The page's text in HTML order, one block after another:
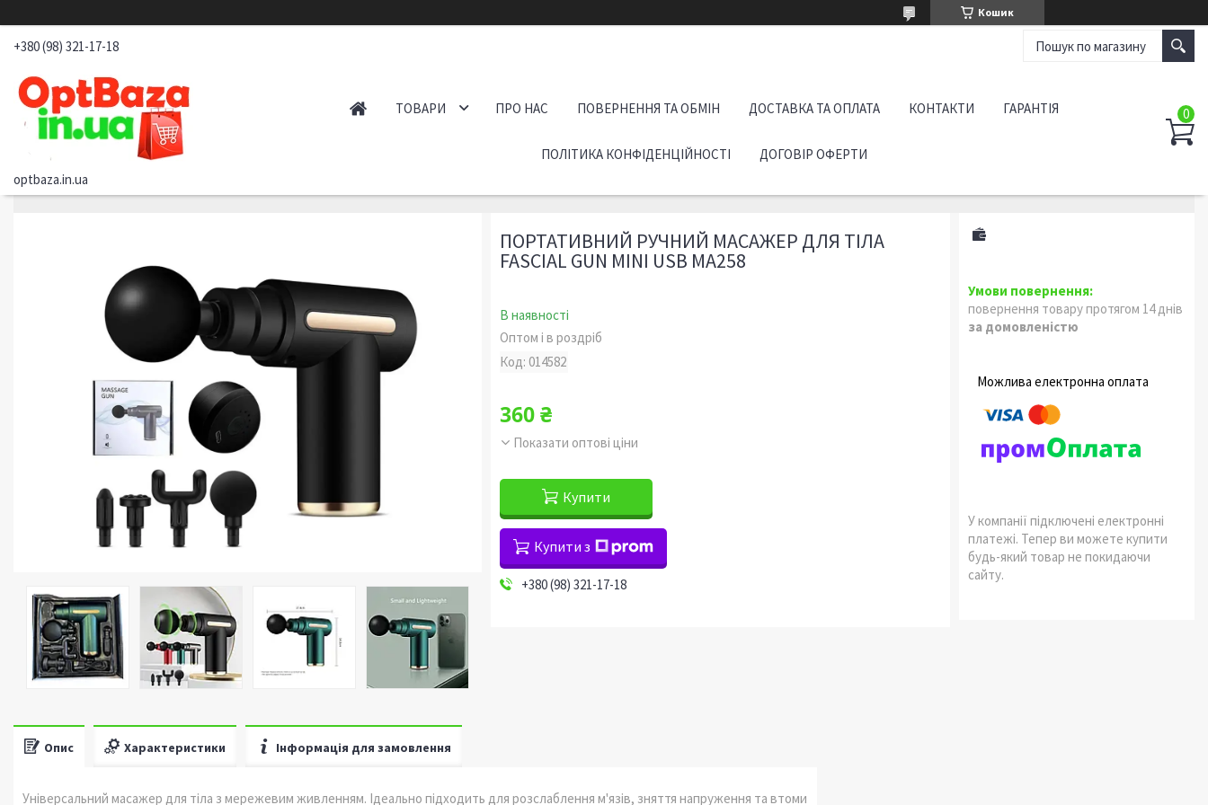
Кошик
+380 (98) 321-17-18
optbaza.in.ua
ТОВАРИ ПРО НАС ПОВЕРНЕННЯ ТА ОБМІН ДОСТАВКА ТА ОПЛАТА КОНТАКТИ ГАРАНТІЯ
ПОЛІТИКА КОНФІДЕНЦІЙНОСТІ ДОГОВІР ОФЕРТИ
ПОРТАТИВНИЙ РУЧНИЙ МАСАЖЕР ДЛЯ ТІЛА
FASCIAL GUN MINI USB MA258
В наявності
Оптом і в роздріб
Код: 014582
360 ₴
Показати оптові ціни
Купити
Купити з
+380 (98) 321-17-18
повернення товару протягом 14 днів
за домовленістю
У компанії підключені електронні
платежі. Тепер ви можете купити
будь-який товар не покидаючи
сайту.
Опис Характеристики Інформація для замовлення
Універсальний масажер для тіла з мережевим живленням. Ідеально підходить для розслаблення м'язів, зняття напруження та втоми